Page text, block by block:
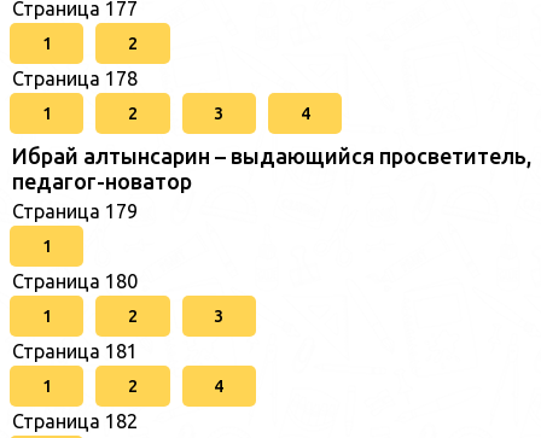
Страница 177
1 2
Страница 178
1 2 3 4
Ибрай алтынсарин – выдающийся просветитель,
педагог-новатор
Страница 179
1
Страница 180
1 2 3
Страница 181
1 2 4
Страница 182